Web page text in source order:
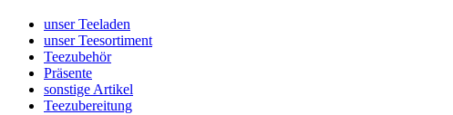
unser Teeladen
unser Teesortiment
Teezubehör
Präsente
sonstige Artikel
Teezubereitung